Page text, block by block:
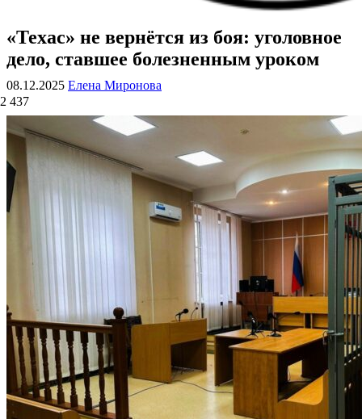
ВОЕННЫЕ СТРАНИЦЫ
СТАТЬИ ВОЕННОЙ ТЕМАТИКИ
«Техас» не вернётся из боя: уголовное
дело, ставшее болезненным уроком
08.12.2025 Елена Миронова
2 437